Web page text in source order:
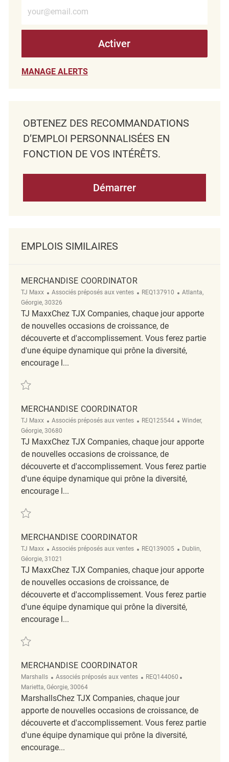
Activer
MANAGE ALERTS
OBTENEZ DES RECOMMANDATIONS
D’EMPLOI PERSONNALISÉES EN
FONCTION DE VOS INTÉRÊTS.
Démarrer
EMPLOIS SIMILAIRES
MERCHANDISE COORDINATOR
TJ Maxx Catégorie
Associés préposés aux ventes ReqId
REQ137910 Emplacement
Atlanta,
Géorgie, 30326
TJ MaxxChez TJX Companies, chaque jour apporte
de nouvelles occasions de croissance, de
découverte et d'accomplissement. Vous ferez partie
d'une équipe dynamique qui prône la diversité,
encourage l...
Sauvegarder Merchandise Coordinator REQ137910
MERCHANDISE COORDINATOR
TJ Maxx Catégorie
Associés préposés aux ventes ReqId
REQ125544 Emplacement
Winder,
Géorgie, 30680
TJ MaxxChez TJX Companies, chaque jour apporte
de nouvelles occasions de croissance, de
découverte et d'accomplissement. Vous ferez partie
d'une équipe dynamique qui prône la diversité,
encourage l...
Sauvegarder Merchandise Coordinator REQ125544
MERCHANDISE COORDINATOR
TJ Maxx Catégorie
Associés préposés aux ventes ReqId
REQ139005 Emplacement
Dublin,
Géorgie, 31021
TJ MaxxChez TJX Companies, chaque jour apporte
de nouvelles occasions de croissance, de
découverte et d'accomplissement. Vous ferez partie
d'une équipe dynamique qui prône la diversité,
encourage l...
Sauvegarder Merchandise Coordinator REQ139005
MERCHANDISE COORDINATOR
Marshalls Catégorie
Associés préposés aux ventes ReqId
REQ144060
Marietta, Géorgie, 30064
MarshallsChez TJX Companies, chaque jour
apporte de nouvelles occasions de croissance, de
découverte et d'accomplissement. Vous ferez partie
d'une équipe dynamique qui prône la diversité,
encourage...